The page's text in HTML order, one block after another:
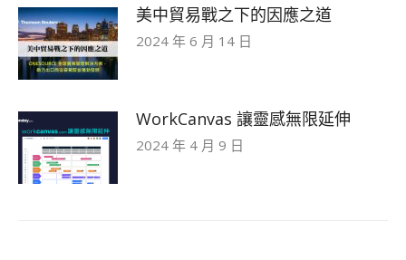
美中貿易戰之下的因應之道
2024 年 6 月 14 日
WorkCanvas 讓靈感無限延伸
2024 年 4 月 9 日